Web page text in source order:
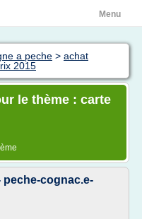
Menu
a peche > achat
2015
le thème : carte
peche-cognac.e-